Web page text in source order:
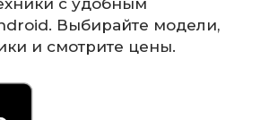
Выбирайте модели,
и смотрите цены.